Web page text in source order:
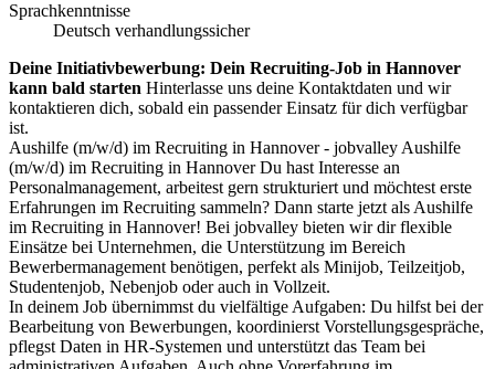
Sprachkenntnisse
Deutsch verhandlungssicher
Deine Initiativbewerbung: Dein Recruiting-Job in Hannover
kann bald starten Hinterlasse uns deine Kontaktdaten und wir
kontaktieren dich, sobald ein passender Einsatz für dich verfügbar
ist.
Aushilfe (m/w/d) im Recruiting in Hannover - jobvalley Aushilfe
(m/w/d) im Recruiting in Hannover Du hast Interesse an
Personalmanagement, arbeitest gern strukturiert und möchtest erste
Erfahrungen im Recruiting sammeln? Dann starte jetzt als Aushilfe
im Recruiting in Hannover! Bei jobvalley bieten wir dir flexible
Einsätze bei Unternehmen, die Unterstützung im Bereich
Bewerbermanagement benötigen, perfekt als Minijob, Teilzeitjob,
Studentenjob, Nebenjob oder auch in Vollzeit.
In deinem Job übernimmst du vielfältige Aufgaben: Du hilfst bei der
Bearbeitung von Bewerbungen, koordinierst Vorstellungsgespräche,
pflegst Daten in HR-Systemen und unterstützt das Team bei